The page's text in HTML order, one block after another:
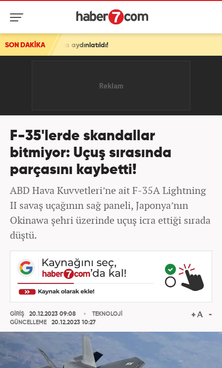
SON DAKİKA
F-35'lerde skandallar
bitmiyor: Uçuş sırasında
parçasını kaybetti!
ABD Hava Kuvvetleri’ne ait F-35A Lightning
II savaş uçağının sağ paneli, Japonya’nın
Okinawa şehri üzerinde uçuş icra ettiği sırada
düştü.
GİRİŞ
20.12.2023 09:08
GÜNCELLEME
20.12.2023 10:27
TEKNOLOJİ